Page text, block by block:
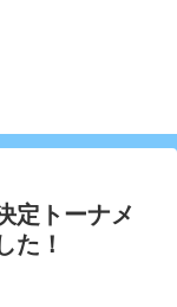
定トーナメ
た！